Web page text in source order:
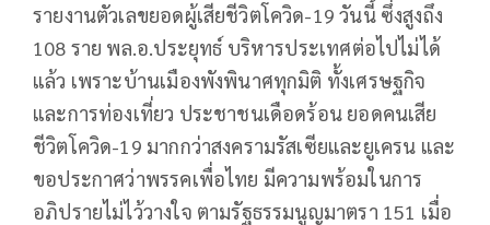
รายงานตัวเลขยอดผู้เสียชีวิตโควิด-19 วันนี้ ซึ่งสูงถึง
108 ราย พล.อ.ประยุทธ์ บริหารประเทศต่อไปไม่ได้
แล้ว เพราะบ้านเมืองพังพินาศทุกมิติ ทั้งเศรษฐกิจ
และการท่องเที่ยว ประชาชนเดือดร้อน ยอดคนเสีย
ชีวิตโควิด-19 มากกว่าสงครามรัสเซียและยูเครน และ
ขอประกาศว่าพรรคเพื่อไทย มีความพร้อมในการ
อภิปรายไม่ไว้วางใจ ตามรัฐธรรมนูญมาตรา 151 เมื่อ